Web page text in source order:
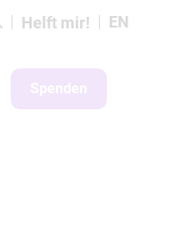
Helft mir! EN
Spenden